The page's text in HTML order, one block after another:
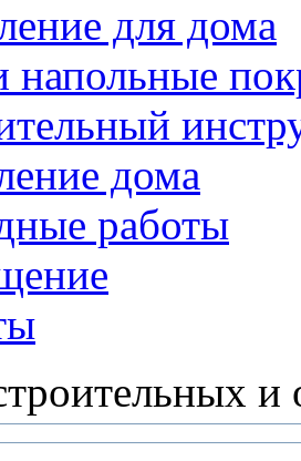
для дома
напольные
дома
работы
и